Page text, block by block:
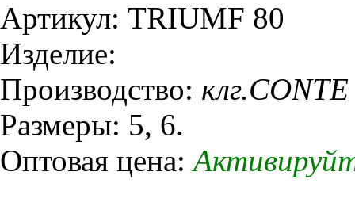
Артикул: TRIUMF 80
Изделие:
Производство: клг.CONTE
Размеры: 5, 6.
Оптовая цена: